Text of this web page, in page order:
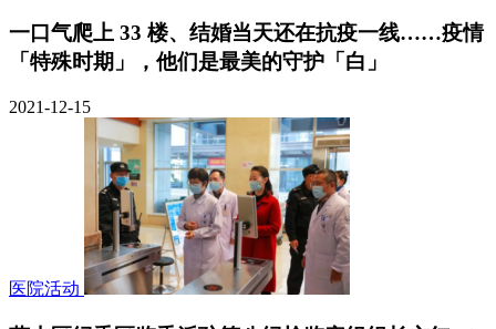
一口气爬上 33 楼、结婚当天还在抗疫一线……疫情
「特殊时期」，他们是最美的守护「白」
2021-12-15
医院活动